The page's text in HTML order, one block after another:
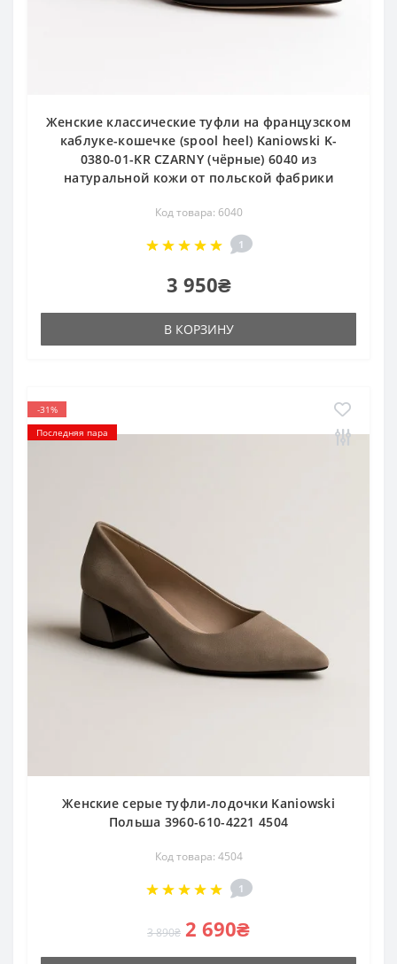
Женские классические туфли на французском
каблуке-кошечке (spool heel) Kaniowski K-
0380-01-KR CZARNY (чёрные) 6040 из
натуральной кожи от польской фабрики
Код товара: 6040
1
3 950₴
В КОРЗИНУ
-31%
Последняя пара
Женские серые туфли-лодочки Kaniowski
Польша 3960-610-4221 4504
Код товара: 4504
1
3 890₴ 2 690₴